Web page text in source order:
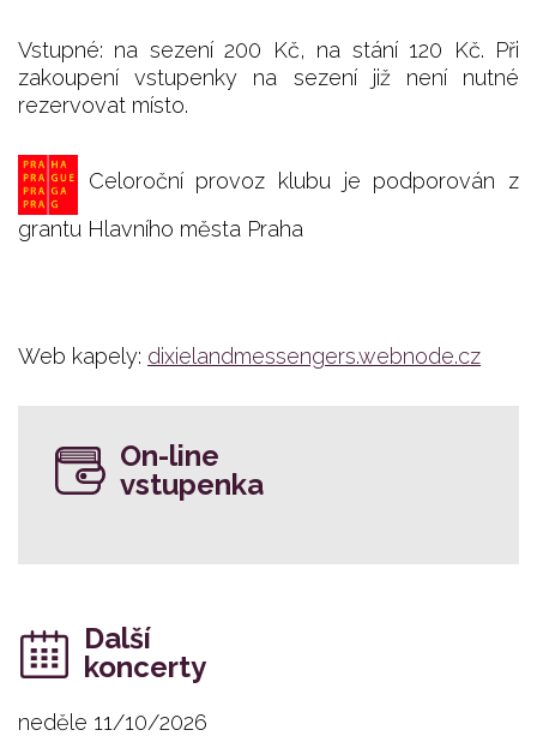
Vstupné: na sezení 200 Kč, na stání 120 Kč. Při
zakoupení vstupenky na sezení již není nutné
rezervovat místo.
Celoroční provoz klubu je podporován z
grantu Hlavního města Praha
Web kapely: dixielandmessengers.webnode.cz
On-line
vstupenka
Další
koncerty
neděle 11/10/2026